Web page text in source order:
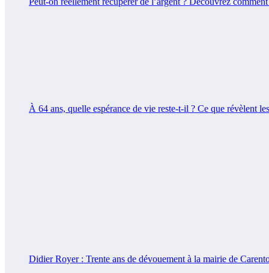
À 64 ans, quelle espérance de vie reste-t-il ? Ce que révèlent
Didier Royer : Trente ans de dévouement à la mairie de